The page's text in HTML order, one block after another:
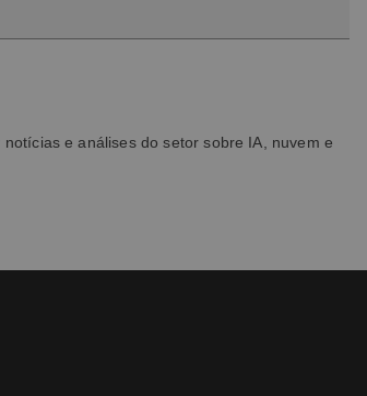
e análises do setor sobre IA, nuvem e